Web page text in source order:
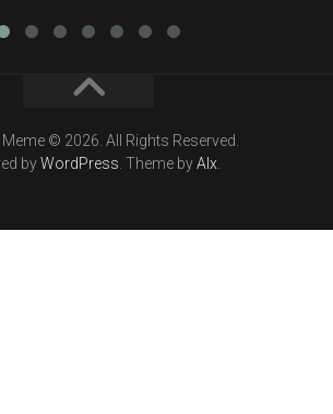
© 2026. All Rights Reserved.
byWordPress . Theme byAlx